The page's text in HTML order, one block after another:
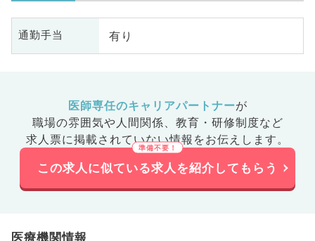
通勤手当 有り
医師専任のキャリアパートナーが
職場の雰囲気や人間関係、 教育・研修制度など
求人票に掲載されていない情報をお伝えします。
この求人に似ている求人を紹介してもらう
医療機関情報